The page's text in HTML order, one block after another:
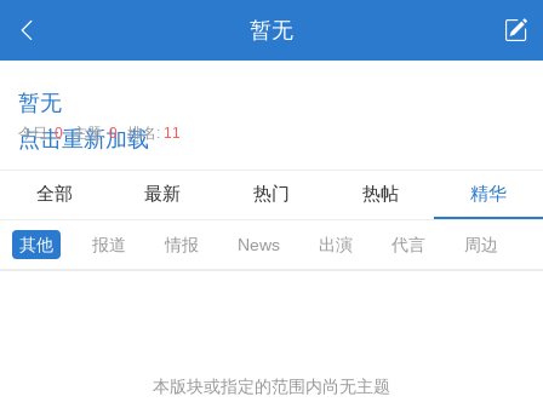
暂无
暂无
点击重新加载
今日:0 主题:0 排名: 11
全部 最新 热门 热帖 精华
其他 报道 情报 News 出演 代言 周边
本版块或指定的范围内尚无主题